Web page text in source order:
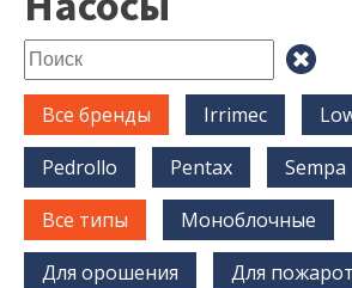
Все бренды Irrimec
Pedrollo
Pentax Sempa
Все типы
Моноблочные
Для орошения
Для